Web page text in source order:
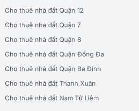
Cho thuê nhà đất Quận 12
Cho thuê nhà đất Quận 7
Cho thuê nhà đất Quận 8
Cho thuê nhà đất Quận Đống Đa
Cho thuê nhà đất Quận Ba Đình
Cho thuê nhà đất Thanh Xuân
Cho thuê nhà đất Nam Từ Liêm